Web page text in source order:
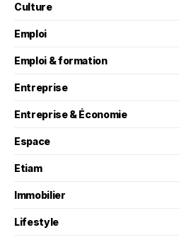
Culture
Emploi
Emploi & formation
Entreprise
Entreprise & Économie
Espace
Etiam
Immobilier
Lifestyle